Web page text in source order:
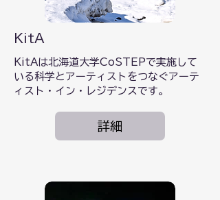
KitA
KitAは北海道大学CoSTEPで実施して
いる科学とアーティストをつなぐアーテ
ィスト・イン・レジデンスです。
詳細